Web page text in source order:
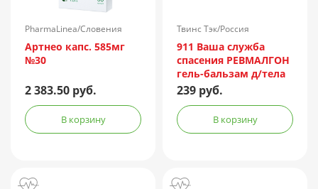
PharmaLinea/Словения
Артнео капс. 585мг
№30
2 383.50 руб.
В корзину
Твинс Тэк/Россия
911 Ваша служба
спасения РЕВМАЛГОН
гель-бальзам д/тела
100мл
239 руб.
В корзину